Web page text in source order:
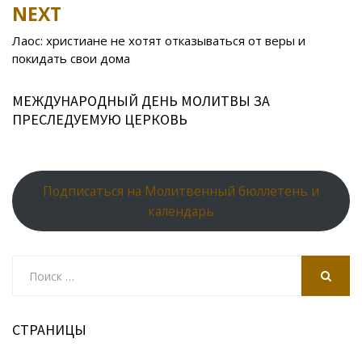
ki
NEXT
Лаос: христиане не хотят отказываться от веры и
покидать свои дома
МЕЖДУНАРОДНЫЙ ДЕНЬ МОЛИТВЫ ЗА
ПРЕСЛЕДУЕМУЮ ЦЕРКОВЬ
Подписаться на Молитвенный бюллетень и
календарь
СТРАНИЦЫ